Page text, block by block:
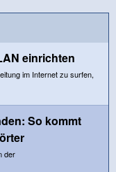
einrichten
im Internet zu surfen,
So kommt
der